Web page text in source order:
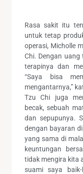
Rasa sakit itu
untuk tetap
operasi, Micholle
Chi. Dengan uang
terapinya dan
“Saya bisa
mengantarnya,”
Tzu Chi juga
becak, sebuah
dan sepupunya.
dengan bayaran
yang sama di
keuntungan
tidak mengira kita
suami saya